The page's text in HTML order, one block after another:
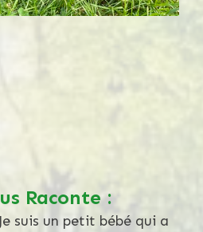
Raconte :
suis un petit bébé qui a